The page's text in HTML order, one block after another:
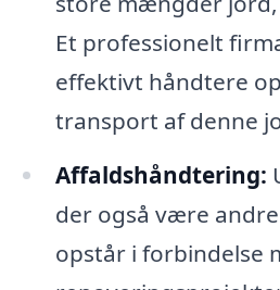
Et professionelt
effektivt håndtere
transport af denne
Affaldshåndtering:
der også være
opstår i forbindelse